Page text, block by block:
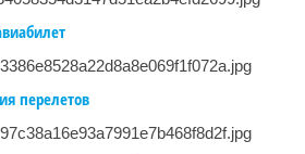
перелетов